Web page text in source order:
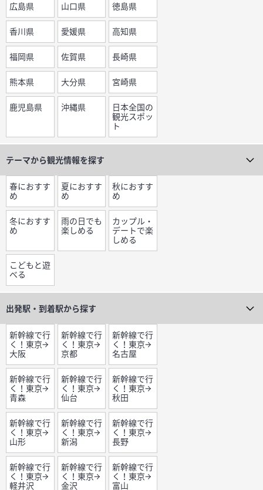
広島県 山口県 徳島県
香川県 愛媛県 高知県
福岡県 佐賀県 長崎県
熊本県 大分県 宮崎県
鹿児島県 沖縄県
日本全国の
観光スポッ
ト
テーマから観光情報を探す
春におすす
め
夏におすす
め
秋におすす
め
冬におすす
め
雨の日でも
楽しめる
カップル・
デートで楽
しめる
こどもと遊
べる
出発駅・到着駅から探す
新幹線で行
く！東京→
大阪
新幹線で行
く！東京→
京都
新幹線で行
く！東京→
名古屋
新幹線で行
く！東京→
青森
新幹線で行
く！東京→
仙台
新幹線で行
く！東京→
秋田
新幹線で行
く！東京→
山形
新幹線で行
く！東京→
新潟
新幹線で行
く！東京→
長野
新幹線で行
く！東京→
軽井沢
新幹線で行
く！東京→
金沢
新幹線で行
く！東京→
富山